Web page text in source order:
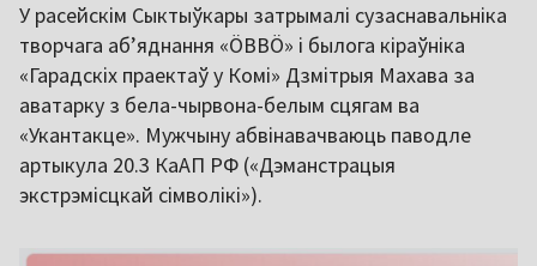
У расейскім Сыктыўкары затрымалі сузаснавальніка
творчага аб’яднання «ÖВВÖ» і былога кіраўніка
«Гарадскіх праектаў у Комі» Дзмітрыя Махава за
аватарку з бела-чырвона-белым сцягам ва
«Укантакце». Мужчыну абвінавачваюць паводле
артыкула 20.3 КаАП РФ («Дэманстрацыя
экстрэмісцкай сімволікі»).